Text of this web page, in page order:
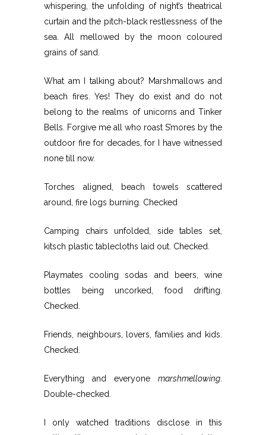
whispering, the unfolding of night’s theatrical
curtain and the pitch-black restlessness of the
sea. All mellowed by the moon coloured
grains of sand.
What am I talking about? Marshmallows and
beach fires. Yes! They do exist and do not
belong to the realms of unicorns and Tinker
Bells. Forgive me all who roast S’mores by the
outdoor fire for decades, for I have witnessed
none till now.
Torches aligned, beach towels scattered
around, fire logs burning. Checked
Camping chairs unfolded, side tables set,
kitsch plastic tablecloths laid out. Checked.
Playmates cooling sodas and beers, wine
bottles being uncorked, food drifting.
Checked.
Friends, neighbours, lovers, families and kids.
Checked.
Everything and everyone marshmellowing
Double-checked.
I only watched traditions disclose in this